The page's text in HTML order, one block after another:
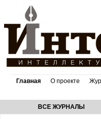
Главная О проекте
ВСЕ ЖУРНАЛЫ